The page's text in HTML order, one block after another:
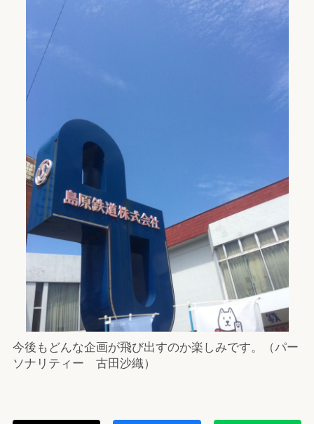
今後もどんな企画が飛び出すのか楽しみです。（パー
ソナリティー 古田沙織）